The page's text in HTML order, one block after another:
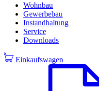
Wohnbau
Gewerbebau
Instandhaltung
Service
Downloads
Einkaufswagen